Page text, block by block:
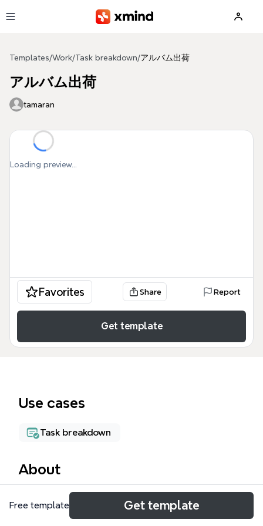
Templates/Work/Task breakdown/アルバム出荷
アルバム出荷
tamaran
Loading preview...
Favorites Share Report
Get template
Use cases
Task breakdown
About
アルバム出荷テンプレートは、アルバム制作・出荷工
程を管理するためのXmindマインドマップテンプレー
Free template Get template